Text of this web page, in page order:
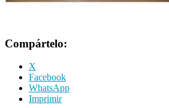
Compártelo:
X
Facebook
WhatsApp
Imprimir